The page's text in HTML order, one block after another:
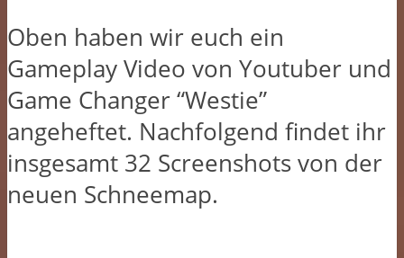
Oben haben wir euch ein
Gameplay Video von Youtuber und
Game Changer “Westie”
angeheftet. Nachfolgend findet ihr
insgesamt 32 Screenshots von der
neuen Schneemap.